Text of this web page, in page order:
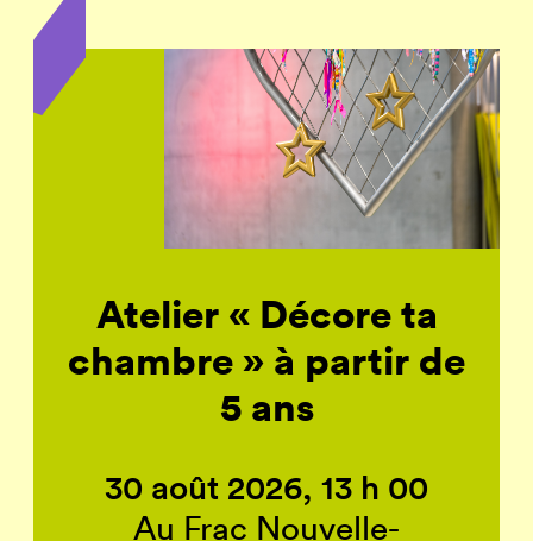
Atelier « Décore ta
chambre » à partir de
5 ans
30 août 2026, 13 h 00
Au Frac Nouvelle-